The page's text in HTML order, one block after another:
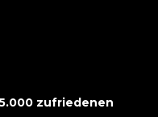
zufriedenen